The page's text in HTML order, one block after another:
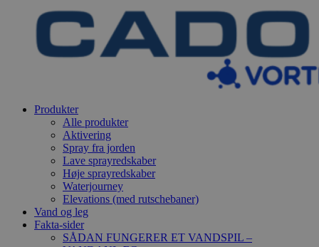
Produkter
Alle produkter
Aktivering
Spray fra jorden
Lave sprayredskaber
Høje sprayredskaber
Waterjourney
Elevations (med rutschebaner)
Vand og leg
Fakta-sider
SÅDAN FUNGERER ET VANDSPIL –